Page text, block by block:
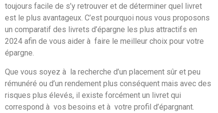
toujours facile de s’y retrouver et de déterminer quel livret
est le plus avantageux. C’est pourquoi nous vous proposons
un comparatif des livrets d’épargne les plus attractifs en
2024 afin de vous aider à faire le meilleur choix pour votre
épargne.
Que vous soyez à la recherche d’un placement sûr et peu
rémunéré ou d’un rendement plus conséquent mais avec des
risques plus élevés, il existe forcément un livret qui
correspond à vos besoins et à votre profil d’épargnant.